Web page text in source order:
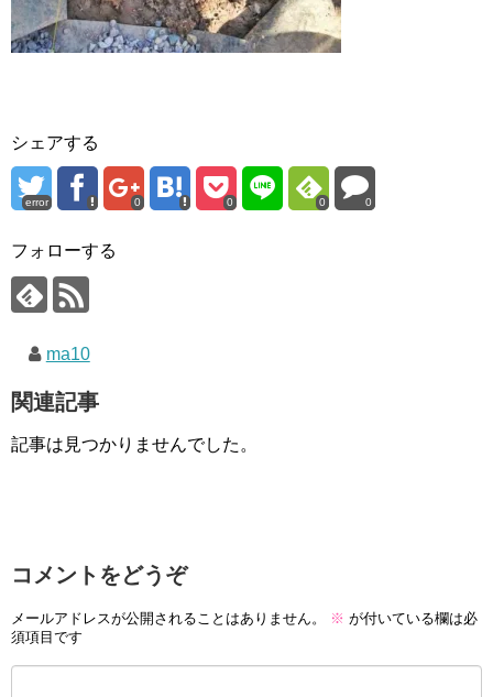
シェアする
error 0 0 0 0
フォローする
ma10
関連記事
記事は見つかりませんでした。
コメントをどうぞ
メールアドレスが公開されることはありません。 ※ が付いている欄は必
須項目です